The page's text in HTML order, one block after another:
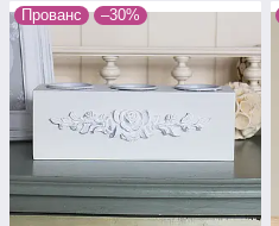
Прованс –30%